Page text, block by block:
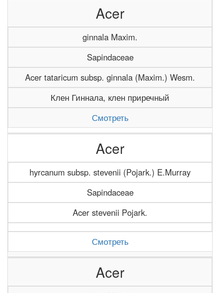
Acer
ginnala Maxim.
Sapindaceae
Acer tataricum subsp. ginnala (Maxim.) Wesm.
Клен Гиннала, клен приречный
Смотреть
Acer
hyrcanum subsp. stevenii (Pojark.) E.Murray
Sapindaceae
Acer stevenii Pojark.
Смотреть
Acer